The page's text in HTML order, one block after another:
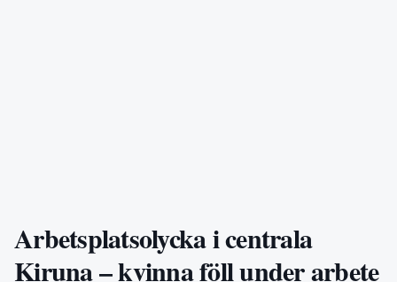
Arbetsplatsolycka i centrala
Kiruna – kvinna föll under arbete